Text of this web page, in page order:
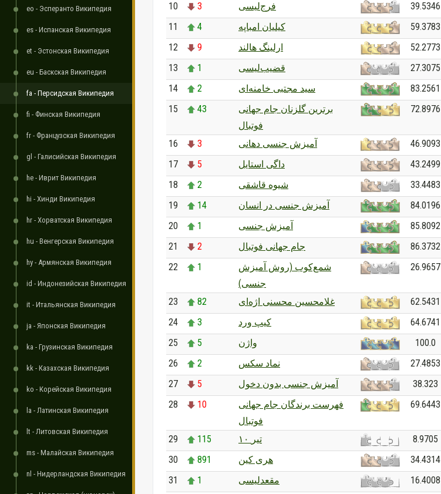
eo - Эсперанто Википедия
es - Испанская Википедия
et - Эстонская Википедия
eu - Баскская Википедия
fa - Персидская Википедия
fi - Финская Википедия
fr - Французская Википедия
gl - Галисийская Википедия
he - Иврит Википедия
hi - Хинди Википедия
hr - Хорватская Википедия
hu - Венгерская Википедия
hy - Армянская Википедия
id - Индонезийская Википедия
it - Итальянская Википедия
ja - Японская Википедия
ka - Грузинская Википедия
kk - Казахская Википедия
ko - Корейская Википедия
la - Латинская Википедия
lt - Литовская Википедия
ms - Малайская Википедия
nl - Нидерландская Википедия
10
3 فرج‌لیسی
39.5346
11
4 کیلیان امباپه
59.3783
12
9 ارلینگ هالند
52.2773
13
1 قضیب‌لیسی
27.3075
14
2 سید مجتبی خامنه‌ای
83.2561
15
43
برترین گلزنان جام جهانی
فوتبال
72.8976
16 3 آمیزش جنسی دهانی
46.9093
17
5 داگی استایل
43.2499
18
2 شیوه قاشقی
33.4483
19
14 آمیزش جنسی در انسان
84.0196
20
1 آمیزش جنسی
85.8092
21
2 جام جهانی فوتبال
86.3732
22
1
شمع‌کوب (روش آمیزش
جنسی)
26.9657
23 82 غلامحسین محسنی اژه‌ای
62.5431
24
3 کیپ ورد
64.6741
25
5 واژن
100.0
26
2 نماد سکس
27.4853
27
5 آمیزش جنسی بدون دخول
38.323
28
10
فهرست برندگان جام جهانی
فوتبال
69.6443
29 115 ۱۰ تیر
8.9705
30
891 هری کین
34.4314
31
1 مقعدلیسی
16.4008